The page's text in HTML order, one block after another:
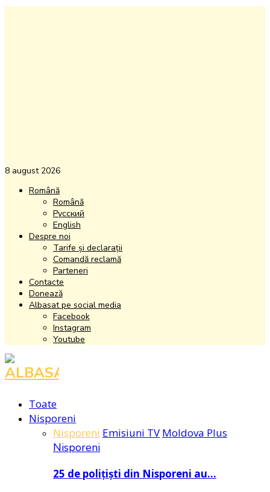
8 august 2026
Română
Română
Русский
English
Despre noi
Tarife și declarații
Comandă reclamă
Parteneri
Contacte
Donează
Albasat pe social media
Facebook
Instagram
Youtube
Facebook
Instagram
Youtube
Toate
Nisporeni
Nisporeni Emisiuni TV Moldova Plus
Nisporeni
25 de polițiști din Nisporeni au…